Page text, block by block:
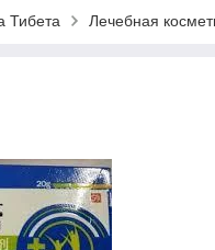
Тибета Лечебная